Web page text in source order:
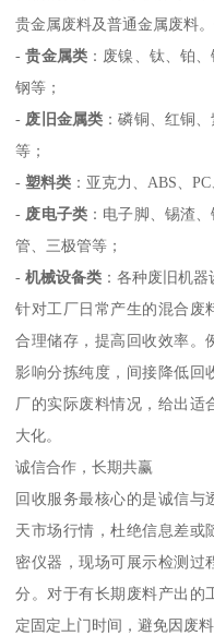
贵金属废料及普通金属废料。
-贵金属类 ：废镍、钛、铂
钢等；
- 废旧金属类 ：磷铜、红铜
等；
-塑料类 ：亚克力、ABS、
- 废电子类 ：电子脚、锡渣
管、三极管等；
-机械设备类 ：各种废旧机器
针对工厂日常产生的混合废
合理储存，提高回收效率。
影响分拣纯度，间接降低回
厂的实际废料情况，给出适
大化。
诚信合作，长期共赢
回收服务最核心的是诚信与
天市场行情，杜绝信息差或
密仪器，现场可展示检测过
分。对于有长期废料产出的
定固定上门时间，避免因废